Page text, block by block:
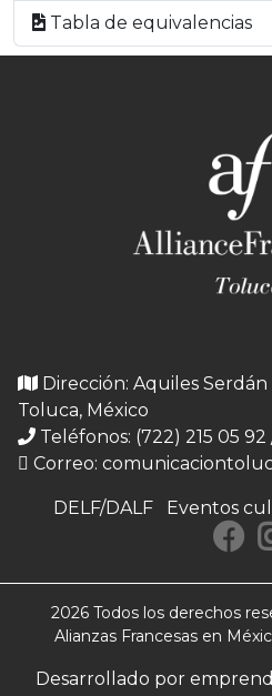
Tabla de equivalencias
Dirección: Aquiles Serdán
Toluca, México
Teléfonos: (722) 215 05 92 /
Correo:
DELF/DALF Eventos
2026 Todos los derechos
Alianzas Francesas en
Desarrollado por